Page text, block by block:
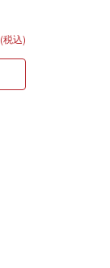
(税込)